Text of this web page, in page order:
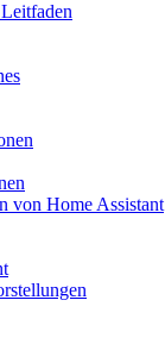
von Home Assistant